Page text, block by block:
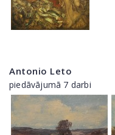
Antonio Leto
piedāvājumā 7 darbi